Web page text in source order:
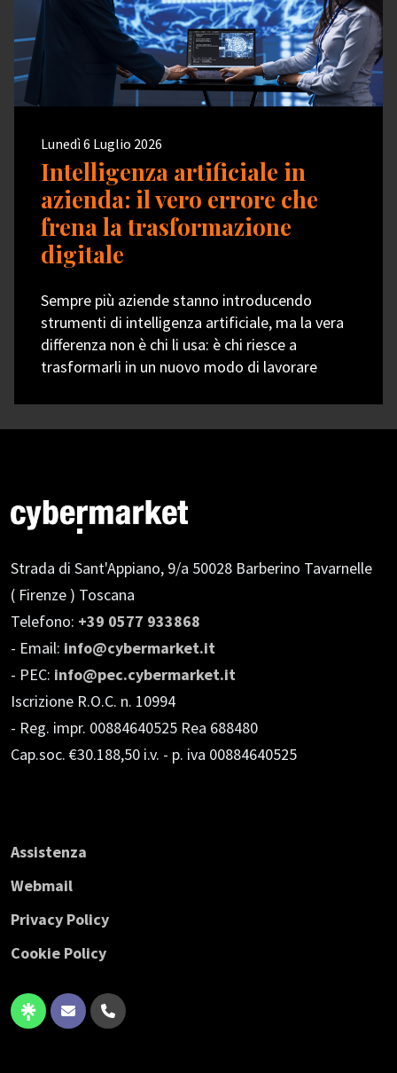
Lunedì 6 Luglio 2026
Intelligenza artificiale in
azienda: il vero errore che
frena la trasformazione
digitale
Sempre più aziende stanno introducendo
strumenti di intelligenza artificiale, ma la vera
differenza non è chi li usa: è chi riesce a
trasformarli in un nuovo modo di lavorare
Strada di Sant'Appiano, 9/a 50028 Barberino Tavarnelle
( Firenze ) Toscana
Telefono: +39 0577 933868
- Email: info@cybermarket.it
- PEC: info@pec.cybermarket.it
Iscrizione R.O.C. n. 10994
- Reg. impr. 00884640525 Rea 688480
Cap.soc. €30.188,50 i.v. - p. iva 00884640525
Assistenza
Webmail
Privacy Policy
Cookie Policy